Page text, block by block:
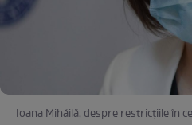
Ioana Mihăilă, despre restricțiile în